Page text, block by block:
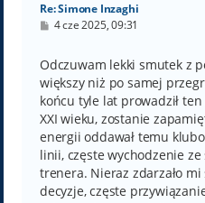
Re: Simone Inzaghi
P
t
4 cze 2025, 09:31
Odczuwam lekki smutek z
większy niż po samej
końcu tyle lat prowadził
XXI wieku, zostanie
energii oddawał temu
linii, częste wychodzenie
trenera. Nieraz zdarzało
decyzje, częste